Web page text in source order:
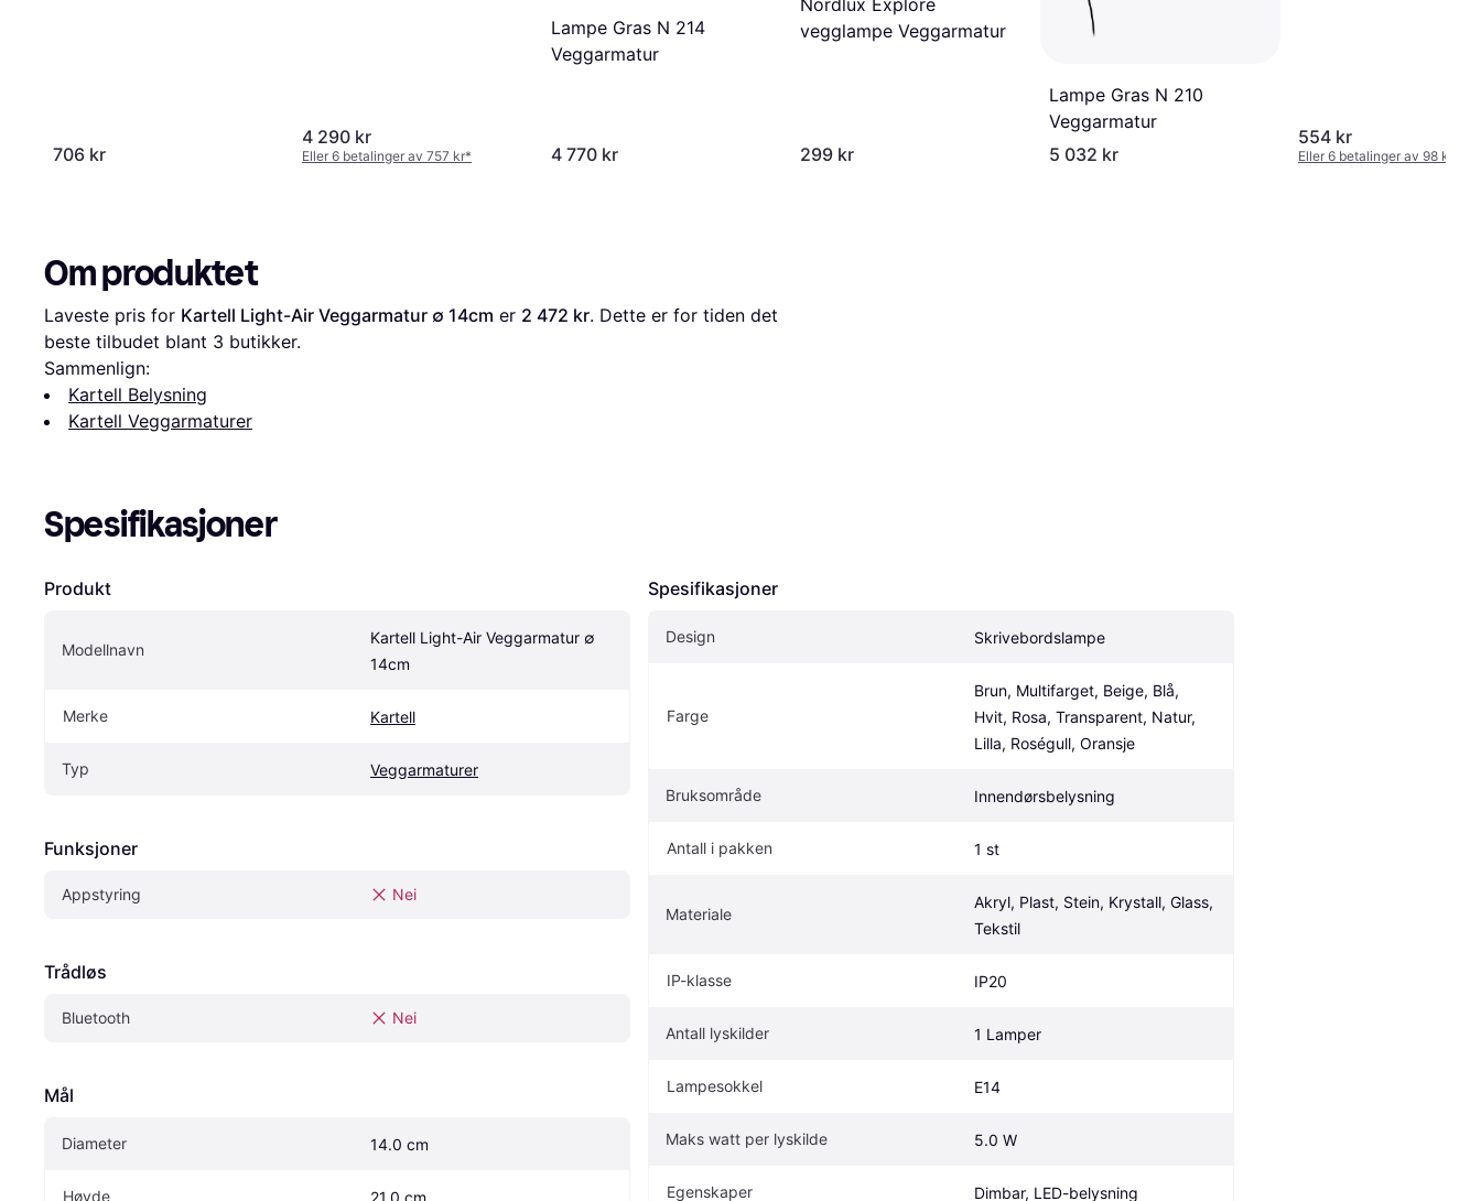
706 kr
4 290 kr
Eller 6 betalinger av 757 kr*
Lampe Gras N 214
Veggarmatur
4 770 kr
vegglampe Veggarmatur
299 kr
Lampe Gras N 210
Veggarmatur
5 032 kr
554 kr
Eller 6 betalinger av 98 kr
Om produktet
Laveste pris for Kartell Light-Air Veggarmatur ∅ 14cm er 2 472 kr. Dette er for tiden det
beste tilbudet blant 3 butikker.
Sammenlign:
Kartell Belysning
Kartell Veggarmaturer
Spesifikasjoner
Produkt
Modellnavn
Kartell Light-Air Veggarmatur ∅
14cm
Merke Kartell
Typ Veggarmaturer
Funksjoner
Appstyring Nei
Trådløs
Bluetooth Nei
Mål
Diameter 14.0 cm
Høyde 21.0 cm
Spesifikasjoner
Design Skrivebordslampe
Farge
Brun, Multifarget, Beige, Blå,
Hvit, Rosa, Transparent, Natur,
Lilla, Roségull, Oransje
Bruksområde Innendørsbelysning
Antall i pakken 1 st
Materiale
Akryl, Plast, Stein, Krystall, Glass,
Tekstil
IP-klasse IP20
Antall lyskilder 1 Lamper
Lampesokkel E14
Maks watt per lyskilde 5.0 W
Egenskaper Dimbar, LED-belysning